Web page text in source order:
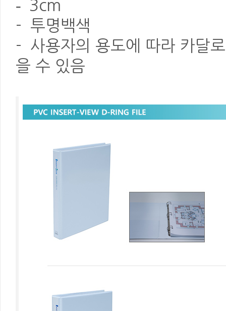
- 3cm
- 투명백색
- 사용자의 용도에 따라 카달
을 수 있음